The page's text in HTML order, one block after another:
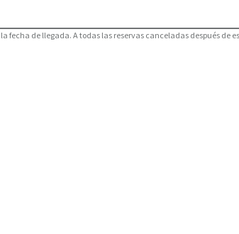
fecha de llegada. A todas las reservas canceladas después de